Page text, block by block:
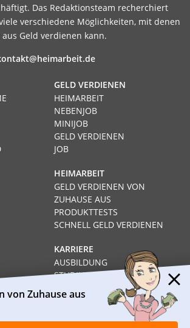
Das Redaktionsteam recherchiert
verschiedene Möglichkeiten, mit denen
Geld verdienen kann.
GELD VERDIENEN
HEIMARBEIT
NEBENJOB
MINIJOB
GELD VERDIENEN
JOB
HEIMARBEIT
GELD VERDIENEN VON
ZUHAUSE AUS
PRODUKTTESTS
SCHNELL GELD VERDIENEN
KARRIERE
AUSBILDUNG
STUDIUM
GEHÄLTER
von Zuhause aus